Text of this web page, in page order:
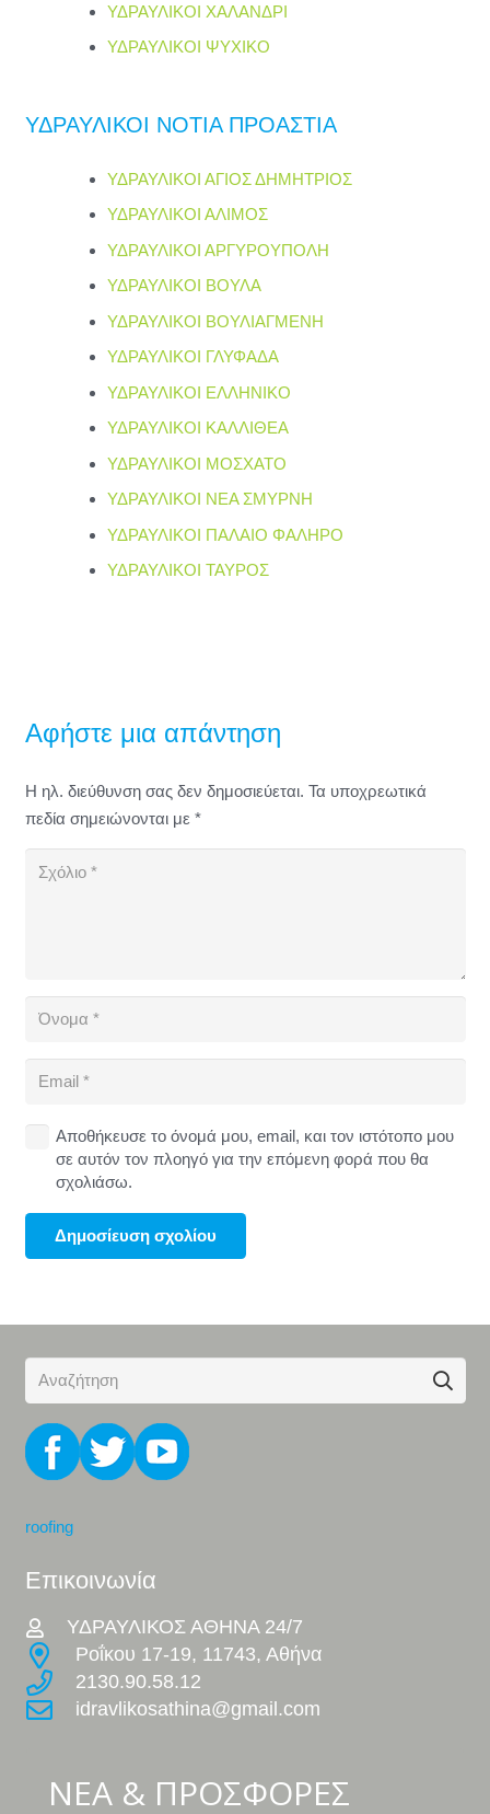
ΥΔΡΑΥΛΙΚΟΙ ΧΑΛΑΝΔΡΙ
ΥΔΡΑΥΛΙΚΟΙ ΨΥΧΙΚΟ
ΥΔΡΑΥΛΙΚΟΙ ΝΟΤΙΑ ΠΡΟΑΣΤΙΑ
ΥΔΡΑΥΛΙΚΟΙ ΑΓΙΟΣ ΔΗΜΗΤΡΙΟΣ
ΥΔΡΑΥΛΙΚΟΙ ΑΛΙΜΟΣ
ΥΔΡΑΥΛΙΚΟΙ ΑΡΓΥΡΟΥΠΟΛΗ
ΥΔΡΑΥΛΙΚΟΙ ΒΟΥΛΑ
ΥΔΡΑΥΛΙΚΟΙ ΒΟΥΛΙΑΓΜΕΝΗ
ΥΔΡΑΥΛΙΚΟΙ ΓΛΥΦΑΔΑ
ΥΔΡΑΥΛΙΚΟΙ ΕΛΛΗΝΙΚΟ
ΥΔΡΑΥΛΙΚΟΙ ΚΑΛΛΙΘΕΑ
ΥΔΡΑΥΛΙΚΟΙ ΜΟΣΧΑΤΟ
ΥΔΡΑΥΛΙΚΟΙ ΝΕΑ ΣΜΥΡΝΗ
ΥΔΡΑΥΛΙΚΟΙ ΠΑΛΑΙΟ ΦΑΛΗΡΟ
ΥΔΡΑΥΛΙΚΟΙ ΤΑΥΡΟΣ
Αφήστε μια απάντηση
Η ηλ. διεύθυνση σας δεν δημοσιεύεται. Τα υποχρεωτικά
πεδία σημειώνονται με *
Αποθήκευσε το όνομά μου, email, και τον ιστότοπο μου
σε αυτόν τον πλοηγό για την επόμενη φορά που θα
σχολιάσω.
Δημοσίευση σχολίου
roofing
Επικοινωνία
ΥΔΡΑΥΛΙΚΟΣ ΑΘΗΝΑ 24/7
Ροΐκου 17-19, 11743, Αθήνα
2130.90.58.12
idravlikosathina@gmail.com
ΝΕΑ & ΠΡΟΣΦΟΡΕΣ